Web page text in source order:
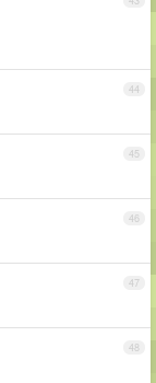
44
45
46
47
48